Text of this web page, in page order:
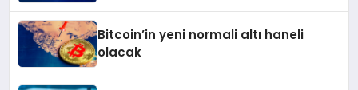
Bitcoin’in yeni normali altı haneli
olacak